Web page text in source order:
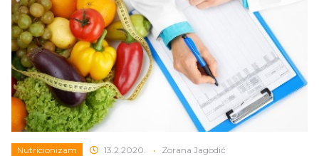
Nutricionizam 13.2.2020. • Zorana Jagodić